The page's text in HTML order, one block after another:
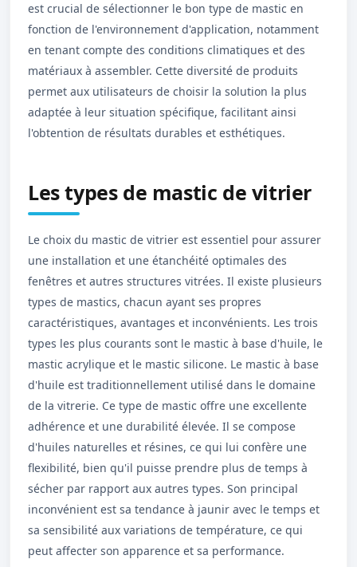
est crucial de sélectionner le bon type de mastic en
fonction de l'environnement d'application, notamment
en tenant compte des conditions climatiques et des
matériaux à assembler. Cette diversité de produits
permet aux utilisateurs de choisir la solution la plus
adaptée à leur situation spécifique, facilitant ainsi
l'obtention de résultats durables et esthétiques.
Les types de mastic de vitrier
Le choix du mastic de vitrier est essentiel pour assurer
une installation et une étanchéité optimales des
fenêtres et autres structures vitrées. Il existe plusieurs
types de mastics, chacun ayant ses propres
caractéristiques, avantages et inconvénients. Les trois
types les plus courants sont le mastic à base d'huile, le
mastic acrylique et le mastic silicone. Le mastic à base
d'huile est traditionnellement utilisé dans le domaine
de la vitrerie. Ce type de mastic offre une excellente
adhérence et une durabilité élevée. Il se compose
d'huiles naturelles et résines, ce qui lui confère une
flexibilité, bien qu'il puisse prendre plus de temps à
sécher par rapport aux autres types. Son principal
inconvénient est sa tendance à jaunir avec le temps et
sa sensibilité aux variations de température, ce qui
peut affecter son apparence et sa performance.